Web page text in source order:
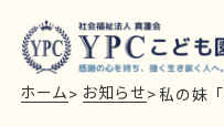
ホーム> お知らせ> 私の妹